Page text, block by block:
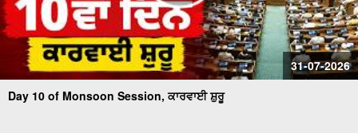
31-07-2026
Day 10 of Monsoon Session, ਕਾਰਵਾਈ ਸ਼ੁਰੂ